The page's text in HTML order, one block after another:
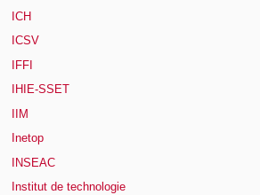
ICH
ICSV
IFFI
IHIE-SSET
IIM
Inetop
INSEAC
Institut de technologie